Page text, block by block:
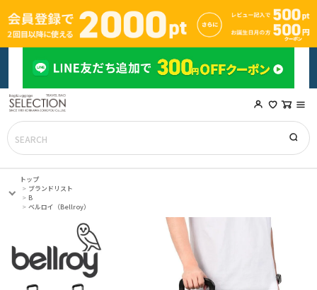
トップ
ブランドリスト
B
ベルロイ（Bellroy）